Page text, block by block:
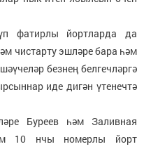
фатирлы йортларда да
чистарту эшләре бара һәм
безнең белгечләргә
иде дигән үтенечтә
Буреев һәм Заливная
10 нчы номерлы йорт